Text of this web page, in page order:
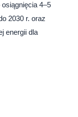
4–5
2030 r. oraz
energii dla